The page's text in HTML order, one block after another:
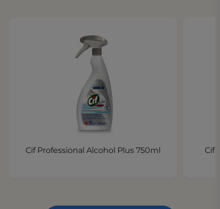
Cif Professional Alcohol Plus 750ml Cif